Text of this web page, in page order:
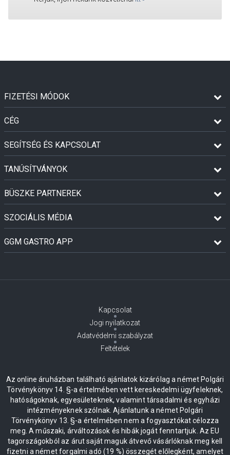
FIZETÉSI MÓDOK
CÉG
SEGÍTSÉG ÉS KAPCSOLAT
TANÚSÍTVÁNYOK
BÜSZKE PARTNEREK
SZOCIÁLIS MÉDIA
GGM GASTRO APP
Kapcsolat
Jogi nyilatkozat
Adatvédelmi szabályzat
Feltételek
Az online áruházban található ajánlatok kizárólag a német Polgári
Törvénykönyv 14. §-a értelmében vett kereskedelmi ügyfeleknek,
hatóságoknak, egyesületeknek, valamint társadalmi és egyházi
intézményeknek szólnak. Ajánlatunk a német Polgári
Törvénykönyv 13. §-a értelmében nem a fogyasztókat célozza
meg. A műszaki, árváltozások és hibák jogát fenntartjuk. Az EU
tagországokból az árut saját maguk átvevő vásárlóknak meg kell
fizetni a német forgalmi adó (19 %) összegét előlegként, amelyet